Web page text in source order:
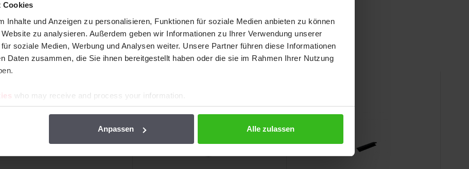
Cookies
Inhalte und Anzeigen zu personalisieren, Funktionen für soziale Medien anbieten zu können
zu analysieren. Außerdem geben wir Informationen zu Ihrer Verwendung unserer
soziale Medien, Werbung und Analysen weiter. Unsere Partner führen diese Informationen
Daten zusammen, die Sie ihnen bereitgestellt haben oder die sie im Rahmen Ihrer Nutzung
who may receive and process your information.
Anpassen Alle zulassen
auch gefallen!